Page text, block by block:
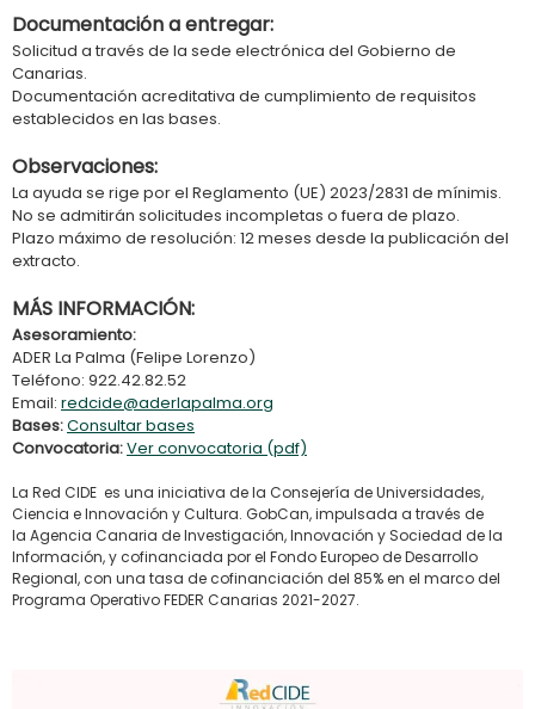
Documentación a entregar:
Solicitud a través de la sede electrónica del Gobierno de
Canarias.
Documentación acreditativa de cumplimiento de requisitos
establecidos en las bases.
Observaciones:
La ayuda se rige por el Reglamento (UE) 2023/2831 de mínimis.
No se admitirán solicitudes incompletas o fuera de plazo.
Plazo máximo de resolución: 12 meses desde la publicación del
extracto.
MÁS INFORMACIÓN:
Asesoramiento:
ADER La Palma (Felipe Lorenzo)
Teléfono: 922.42.82.52
Email: redcide@aderlapalma.org
Bases:Consultar bases
Convocatoria:Ver convocatoria (pdf)
La Red CIDE es una iniciativa de la Consejería de Universidades,
Ciencia e Innovación y Cultura. GobCan, impulsada a través de
la Agencia Canaria de Investigación, Innovación y Sociedad de la
Información, y cofinanciada por el Fondo Europeo de Desarrollo
Regional, con una tasa de cofinanciación del 85% en el marco del
Programa Operativo FEDER Canarias 2021-2027.